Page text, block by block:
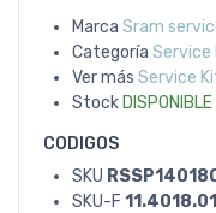
Marca Sram
Categoría Service
Ver más Service
Stock DISPONIBLE
CODIGOS
SKU
SKU-F